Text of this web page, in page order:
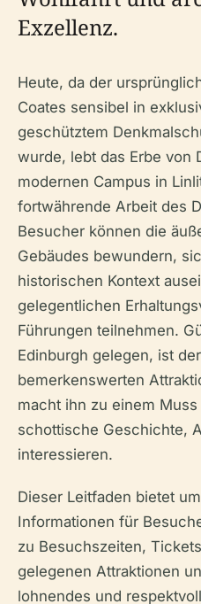
Exzellenz.
Heute, da der
Coates sensibel in
geschütztem
wurde, lebt das Erbe von
modernen Campus in
fortwährende Arbeit des
Besucher können die
Gebäudes bewundern,
historischen Kontext
gelegentlichen
Führungen teilnehmen.
Edinburgh gelegen, ist
bemerkenswerten
macht ihn zu einem
schottische Geschichte,
interessieren.
Dieser Leitfaden bietet
Informationen für
zu Besuchszeiten,
gelegenen Attraktionen
lohnendes und